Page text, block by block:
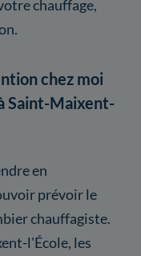
chauffage,
chez moi
Saint-Maixent-
en
prévoir le
chauffagiste.
l'École, les